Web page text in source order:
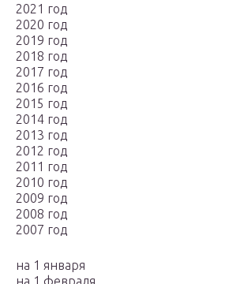
2021 год
2020 год
2019 год
2018 год
2017 год
2016 год
2015 год
2014 год
2013 год
2012 год
2011 год
2010 год
2009 год
2008 год
2007 год
на 1 января
на 1 февраля